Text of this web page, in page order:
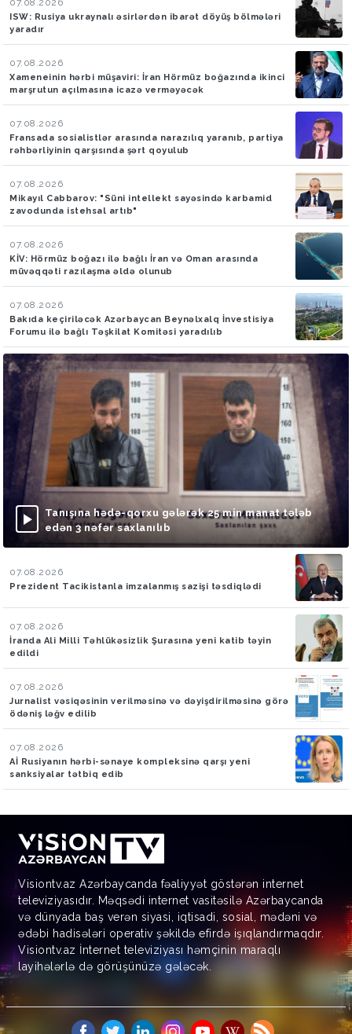
07.08.2026
ISW: Rusiya ukraynalı əsirlərdən ibarət döyüş bölmələri
yaradır
07.08.2026
Xameneinin hərbi müşaviri: İran Hörmüz boğazında ikinci
marşrutun açılmasına icazə verməyəcək
07.08.2026
Fransada sosialistlər arasında narazılıq yaranıb, partiya
rəhbərliyinin qarşısında şərt qoyulub
07.08.2026
Mikayıl Cabbarov: "Süni intellekt sayəsində karbamid
zavodunda istehsal artıb"
07.08.2026
KİV: Hörmüz boğazı ilə bağlı İran və Oman arasında
müvəqqəti razılaşma əldə olunub
07.08.2026
Bakıda keçiriləcək Azərbaycan Beynəlxalq İnvestisiya
Forumu ilə bağlı Təşkilat Komitəsi yaradılıb
Tanışına hədə-qorxu gələrək 25 min manat tələb
edən 3 nəfər saxlanılıb
07.08.2026
Prezident Tacikistanla imzalanmış sazişi təsdiqlədi
07.08.2026
İranda Ali Milli Təhlükəsizlik Şurasına yeni katib təyin
edildi
07.08.2026
Jurnalist vəsiqəsinin verilməsinə və dəyişdirilməsinə görə
ödəniş ləğv edilib
07.08.2026
Aİ Rusiyanın hərbi-sənaye kompleksinə qarşı yeni
sanksiyalar tətbiq edib
Visiontv.az Azərbaycanda fəaliyyət göstərən internet
televiziyasıdır. Məqsədi internet vasitəsilə Azərbaycanda
və dünyada baş verən siyasi, iqtisadi, sosial, mədəni və
ədəbi hadisələri operativ şəkildə efirdə işıqlandırmaqdır.
Visiontv.az İnternet televiziyası həmçinin maraqlı
layihələrlə də görüşünüzə gələcək.